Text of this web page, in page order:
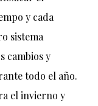
y cada
sistema
cambios y
todo el año.
el invierno y